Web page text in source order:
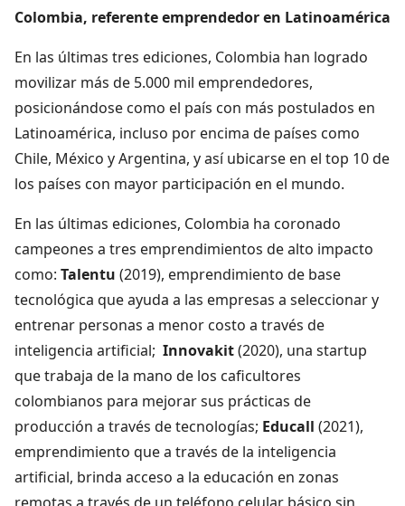
Colombia, referente emprendedor en Latinoamérica
En las últimas tres ediciones, Colombia han logrado
movilizar más de 5.000 mil emprendedores,
posicionándose como el país con más postulados en
Latinoamérica, incluso por encima de países como
Chile, México y Argentina, y así ubicarse en el top 10 de
los países con mayor participación en el mundo.
En las últimas ediciones, Colombia ha coronado
campeones a tres emprendimientos de alto impacto
como: Talentu (2019), emprendimiento de base
tecnológica que ayuda a las empresas a seleccionar y
entrenar personas a menor costo a través de
inteligencia artificial; Innovakit(2020), una startup
que trabaja de la mano de los caficultores
colombianos para mejorar sus prácticas de
producción a través de tecnologías; Educall (2021),
emprendimiento que a través de la inteligencia
artificial, brinda acceso a la educación en zonas